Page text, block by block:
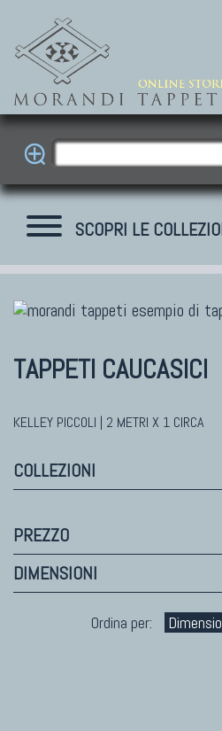
SCOPRI LE
TAPPETI MODERNI
Himalayan
Kala Laie
Reloaded
Tappeti Moderni Collezione
TAPPETI CAUCASICI
KELLEY PICCOLI | 2 METRI X 1 CIRCA
COLLEZIONI
PREZZO
DIMENSIONI
Ordina per: